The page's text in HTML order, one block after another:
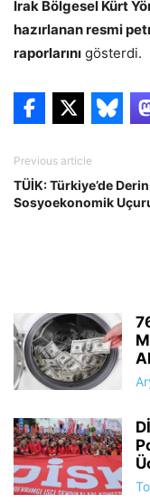
Irak Bölgesel Kürt
hazırlanan resmi
raporlarını gösterdi.
Previous article
TÜİK: Türkiye’de Derin
Sosyoekonomik